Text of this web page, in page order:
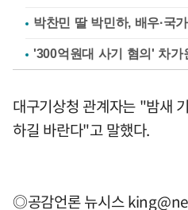
박찬민 딸 박민하, 배우·국
'300억원대 사기 혐의' 차가
대구기상청 관계자는 "밤새
하길 바란다"고 말했다.
◎공감언론 뉴시스